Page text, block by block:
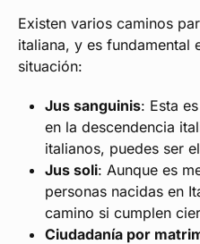
Existen varios caminos
italiana, y es fundamental
situación:
Jus sanguinis: Esta
en la descendencia
italianos, puedes ser
Jus soli: Aunque es
personas nacidas en
camino si cumplen
Ciudadanía por